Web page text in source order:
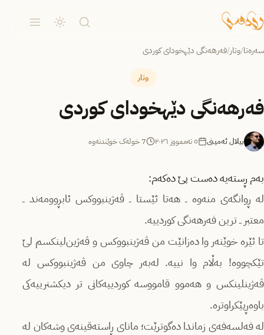
سەرەتا/وتار/فەرهەنگی دێهخودای کوردی
وتار
فەرهەنگی دێهخودای کوردی
بیلال ئەمینی ٥ تەممووز ٢٠٢٦ 7 خولەک خوێندنەوە
بەم ڕستەیە دەست پێ دەکەم:
لە ڕوانگەی منەوە ــ هەتا ئێستا ــ ڤەژینبووکس ئابڕوومەند ــ
معتبر ــ ترین فەرهەنگی کوردییە.
تا ئێرە خوێنەر وا دەزانێت من ڤەژینبووکس و ڤەژین‌لینکسم لێ
تێکچووە! بەڵام وا نییە. لەبەر چاوی من ڤەژینبووکس لە
ڤەژینلینکس و هەموو قامووسە کوردییەکانی تر دیکشنرییەکی
باوەڕپێکراوترە.
لە فەلسەفەی زماندا دەگوترێت؛ مانای ڕاستەقینەی وشەکان لە